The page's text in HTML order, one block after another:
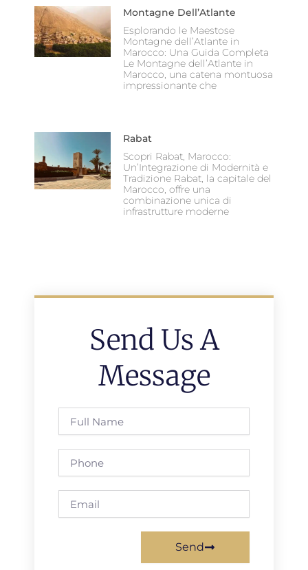
Montagne Dell’Atlante
Esplorando le Maestose
Montagne dell’Atlante in
Marocco: Una Guida Completa
Le Montagne dell’Atlante in
Marocco, una catena montuosa
impressionante che
Rabat
Scopri Rabat, Marocco:
Un’Integrazione di Modernità e
Tradizione Rabat, la capitale del
Marocco, offre una
combinazione unica di
infrastrutture moderne
Send Us A
Message
Name
Send